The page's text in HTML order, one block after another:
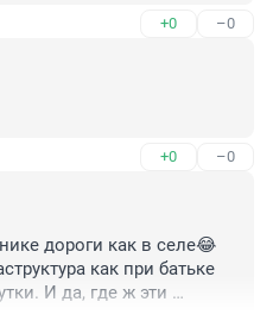
+0 –0
+0 –0
дороги как в селе😂
как при батьке
И да, где ж эти